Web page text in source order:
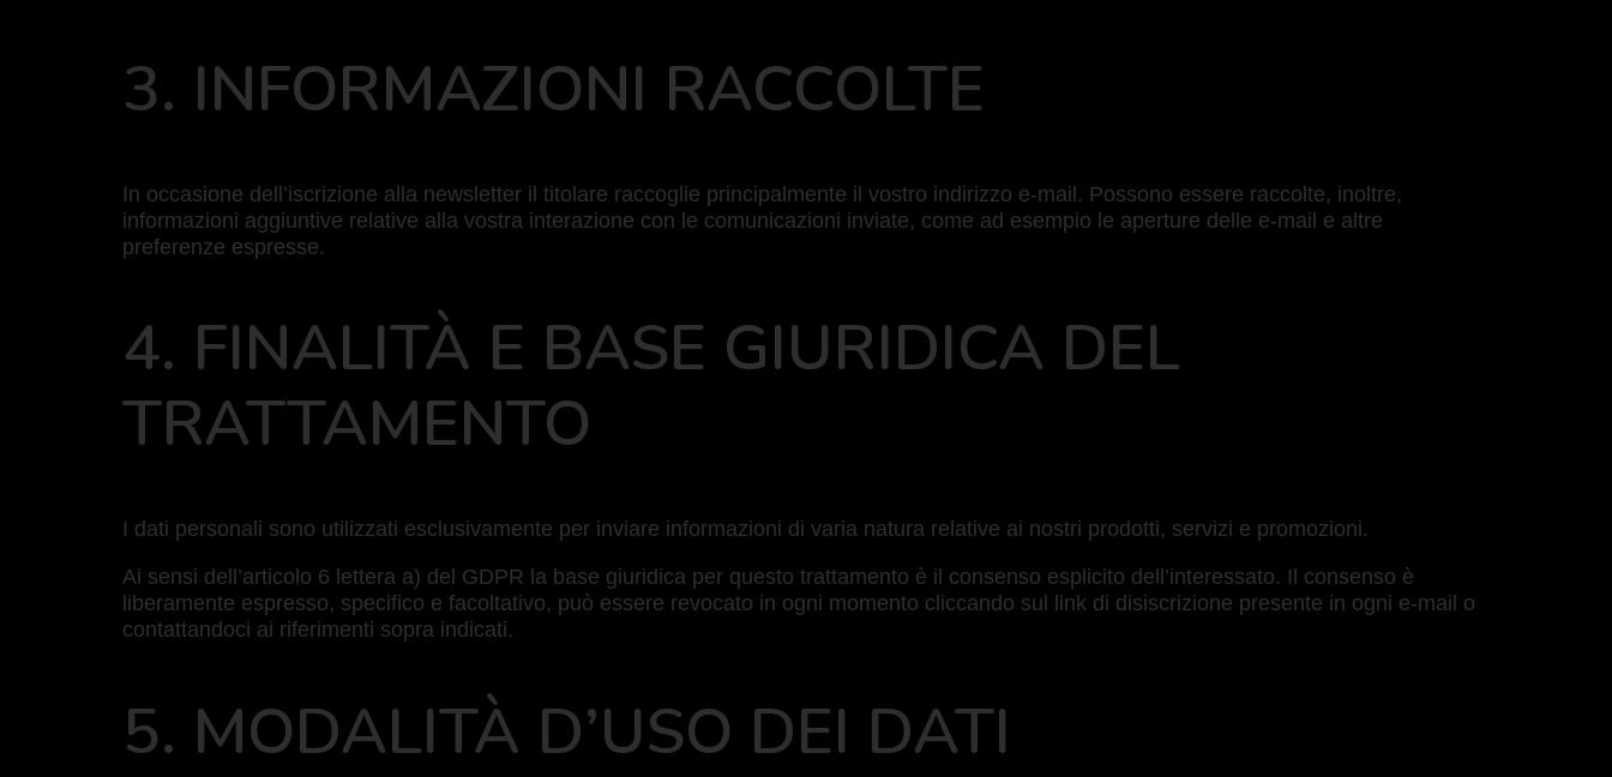
3. INFORMAZIONI RACCOLTE
In occasione dell’iscrizione alla newsletter il titolare raccoglie principalmente il vostro indirizzo e-mail. Possono essere raccolte, inoltre,
informazioni aggiuntive relative alla vostra interazione con le comunicazioni inviate, come ad esempio le aperture delle e-mail e altre
preferenze espresse.
4. FINALITÀ E BASE GIURIDICA DEL
TRATTAMENTO
I dati personali sono utilizzati esclusivamente per inviare informazioni di varia natura relative ai nostri prodotti, servizi e promozioni.
Ai sensi dell’articolo 6 lettera a) del GDPR la base giuridica per questo trattamento è il consenso esplicito dell’interessato. Il consenso è
liberamente espresso, specifico e facoltativo, può essere revocato in ogni momento cliccando sul link di disiscrizione presente in ogni e-mail o
contattandoci ai riferimenti sopra indicati.
5. MODALITÀ D’USO DEI DATI